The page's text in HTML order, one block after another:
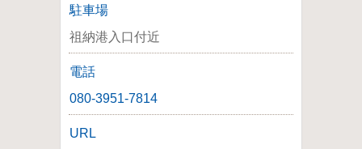
駐車場
祖納港入口付近
電話
080-3951-7814
URL